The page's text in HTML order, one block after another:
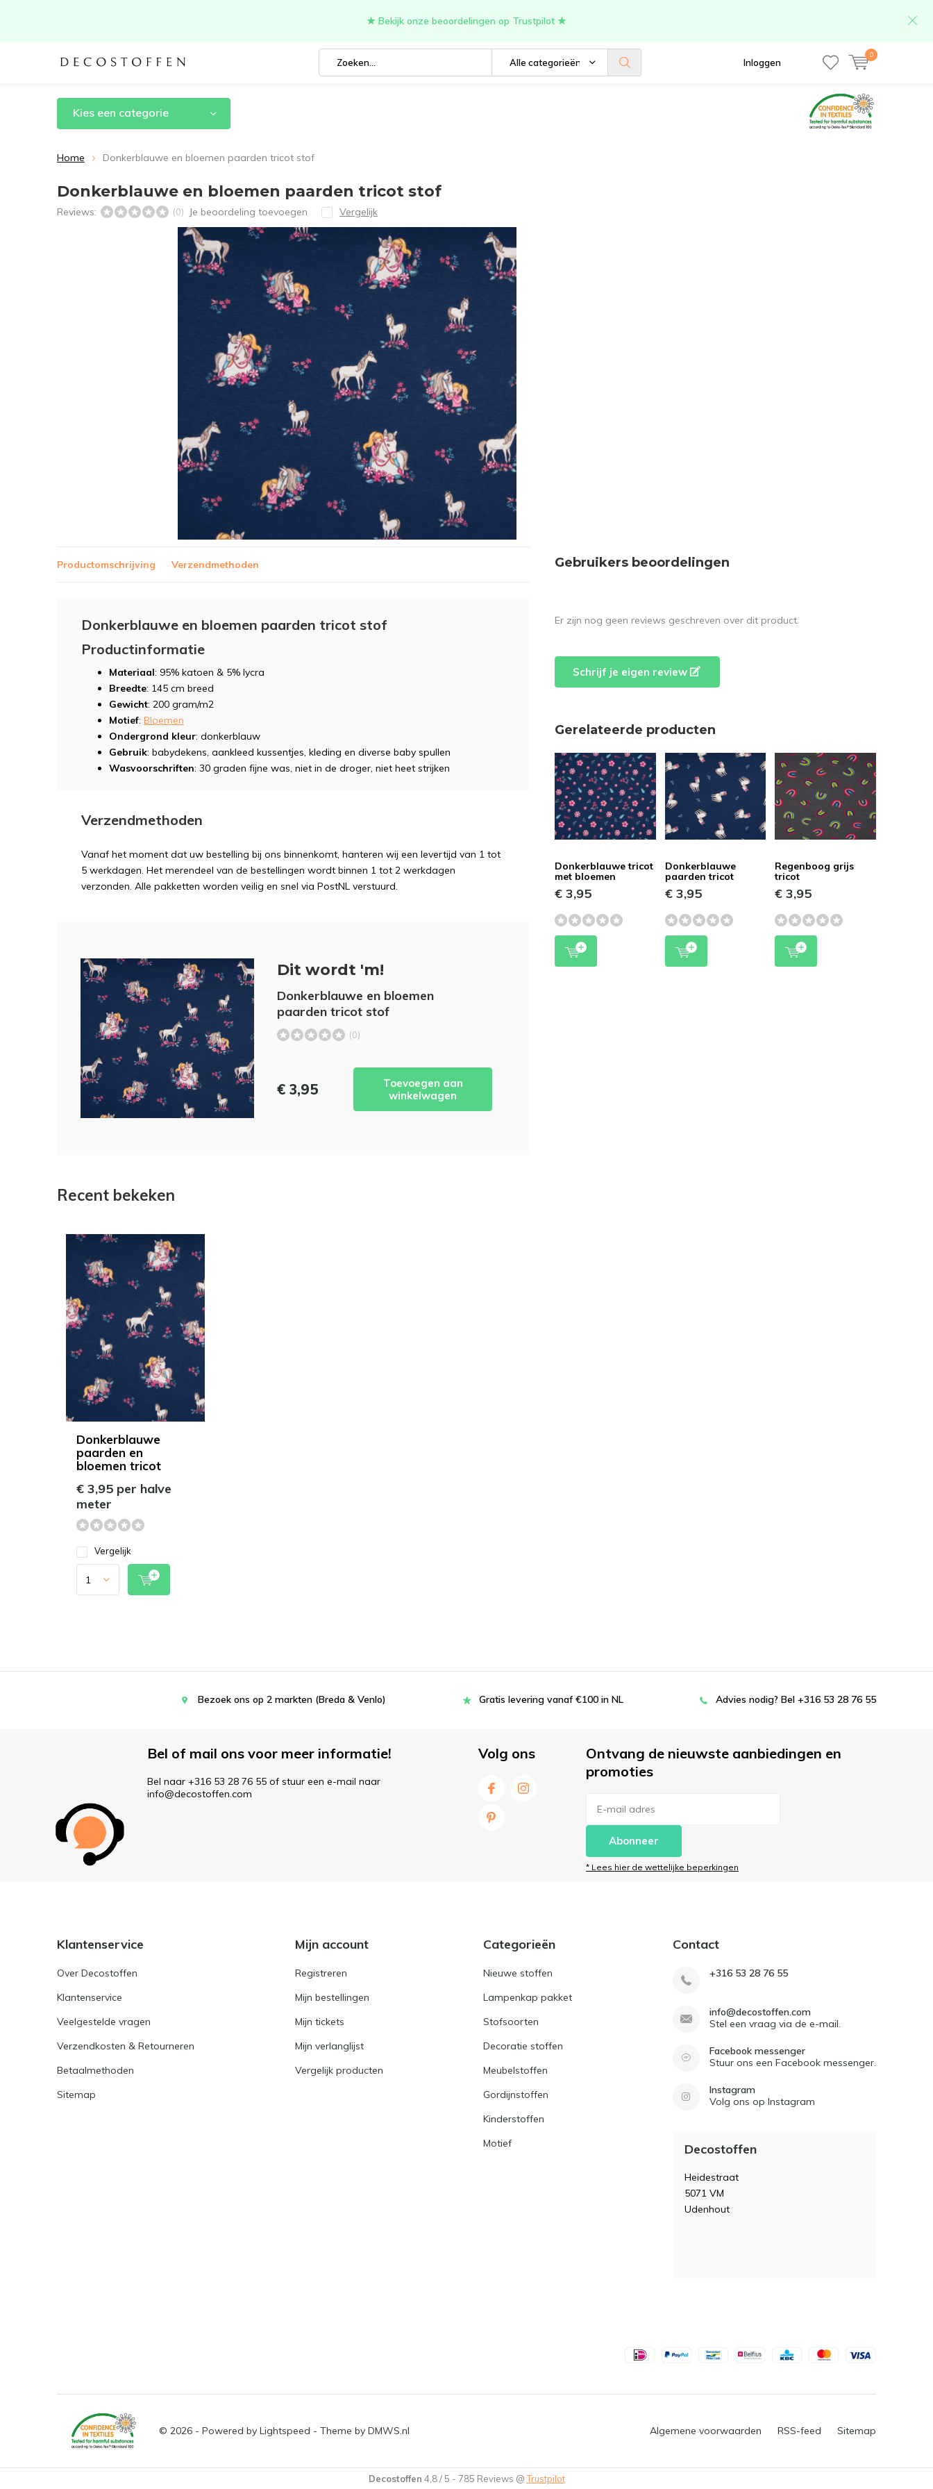
Alle categorieën Inloggen
0
★ Bekijk onze beoordelingen op Trustpilot ★
Kies een categorie
Home Donkerblauwe en bloemen paarden tricot stof
Donkerblauwe en bloemen paarden tricot stof
Reviews: (0) Je beoordeling toevoegen Vergelijk
Productomschrijving Verzendmethoden
Donkerblauwe en bloemen paarden tricot stof
Productinformatie
Materiaal: 95% katoen & 5% lycra
Breedte: 145 cm breed
Gewicht: 200 gram/m2
Motief: Bloemen
Ondergrond kleur: donkerblauw
Gebruik: babydekens, aankleed kussentjes, kleding en diverse baby spullen
Wasvoorschriften: 30 graden fijne was, niet in de droger, niet heet strijken
Verzendmethoden
Vanaf het moment dat uw bestelling bij ons binnenkomt, hanteren wij een levertijd van 1 tot
5 werkdagen. Het merendeel van de bestellingen wordt binnen 1 tot 2 werkdagen
verzonden. Alle pakketten worden veilig en snel via PostNL verstuurd.
Dit wordt 'm!
Donkerblauwe en bloemen
paarden tricot stof
(0)
€ 3,95
Toevoegen aan
winkelwagen
Gebruikers beoordelingen
Er zijn nog geen reviews geschreven over dit product.
Schrijf je eigen review
Gerelateerde producten
Donkerblauwe tricot
met bloemen
€ 3,95
Donkerblauwe
paarden tricot
€ 3,95
Regenboog grijs
tricot
€ 3,95
Recent bekeken
Donkerblauwe
paarden en
bloemen tricot
€ 3,95 per halve
meter
Vergelijk
Bezoek ons op 2 markten (Breda & Venlo) Gratis levering vanaf €100 in NL Advies nodig? Bel +316 53 28 76 55
Bel of mail ons voor meer informatie!
Bel naar +316 53 28 76 55 of stuur een e-mail naar
info@decostoffen.com
Volg ons
Ontvang de nieuwste aanbiedingen en
promoties
Abonneer
* Lees hier de wettelijke beperkingen
Klantenservice
Over Decostoffen
Klantenservice
Veelgestelde vragen
Verzendkosten & Retourneren
Betaalmethoden
Sitemap
Mijn account
Registreren
Mijn bestellingen
Mijn tickets
Mijn verlanglijst
Vergelijk producten
Categorieën
Nieuwe stoffen
Lampenkap pakket
Stofsoorten
Decoratie stoffen
Meubelstoffen
Gordijnstoffen
Kinderstoffen
Motief
Contact
+316 53 28 76 55
info@decostoffen.com
Stel een vraag via de e-mail.
Facebook messenger
Stuur ons een Facebook messenger.
Instagram
Volg ons op Instagram
Decostoffen
Heidestraat
5071 VM
Udenhout
© 2026 - Powered by Lightspeed - Theme by DMWS.nl Algemene voorwaarden RSS-feed Sitemap
Decostoffen 4,8/5 - 785 Reviews @Trustpilot